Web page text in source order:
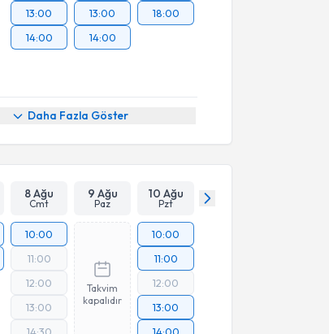
13:00
14:00
13:00
14:00
18:00
Daha Fazla Göster
8 Ağu
Cmt
9 Ağu
Paz
10 Ağu
Pzt
10:00
11:00
12:00
13:00
14:30
Takvim
kapalıdır
10:00
11:00
12:00
13:00
14:00